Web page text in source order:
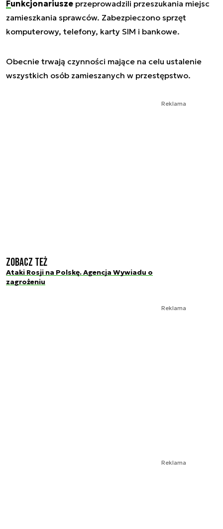
Funkcjonariusze przeprowadzili przeszukania miejsc
zamieszkania sprawców. Zabezpieczono sprzęt
komputerowy, telefony, karty SIM i bankowe.
Obecnie trwają czynności mające na celu ustalenie
wszystkich osób zamieszanych w przestępstwo.
Reklama
Zobacz też
Ataki Rosji na Polskę. Agencja Wywiadu o
zagrożeniu
Reklama
Reklama